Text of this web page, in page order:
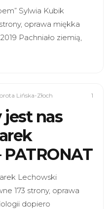
Sylwia Kubik
oprawa miękka
Pachniało ziemią,
Lińska-Złoch 1
jest nas
Lechowski
173 strony, oprawa
dopiero